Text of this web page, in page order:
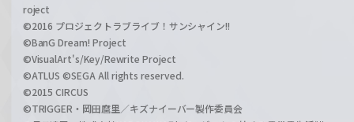
roject
©2016 プロジェクトラブライブ！サンシャイン!!
©BanG Dream! Project
©VisualArt's/Key/Rewrite Project
©ATLUS ©SEGA All rights reserved.
©2015 CIRCUS
©TRIGGER・岡田麿里／キズナイーバー製作委員会